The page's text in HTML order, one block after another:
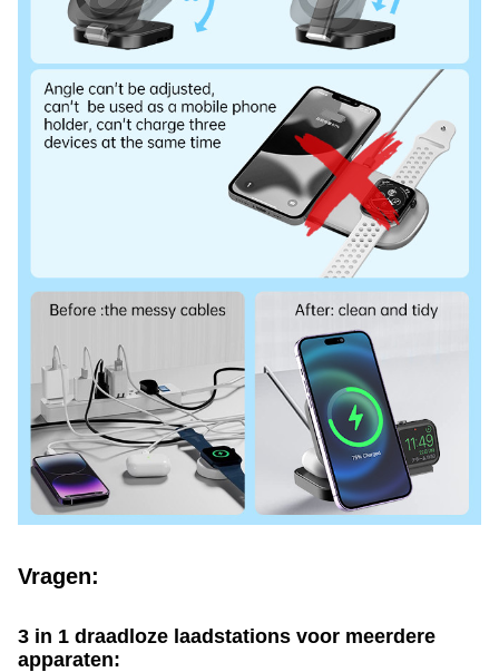
Vragen:
3 in 1 draadloze laadstations voor meerdere
apparaten: